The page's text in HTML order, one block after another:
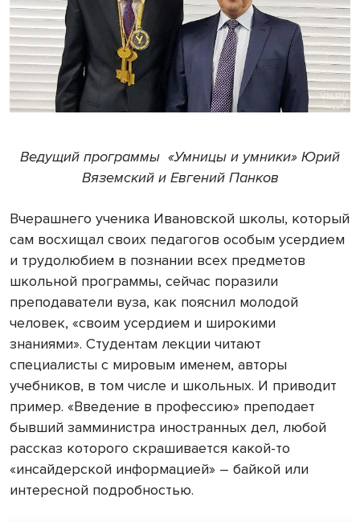
Ведущий программы «Умницы и умники» Юрий
Вяземский и Евгений Панков
Вчерашнего ученика Ивановской школы, который
сам восхищал своих педагогов особым усердием
и трудолюбием в познании всех предметов
школьной программы, сейчас поразили
преподаватели вуза, как пояснил молодой
человек, «своим усердием и широкими
знаниями». Студентам лекции читают
специалисты с мировым именем, авторы
учебников, в том числе и школьных. И приводит
пример. «Введение в профессию» преподает
бывший замминистра иностранных дел, любой
рассказ которого скрашивается какой-то
«инсайдерской информацией» – байкой или
интересной подробностью.